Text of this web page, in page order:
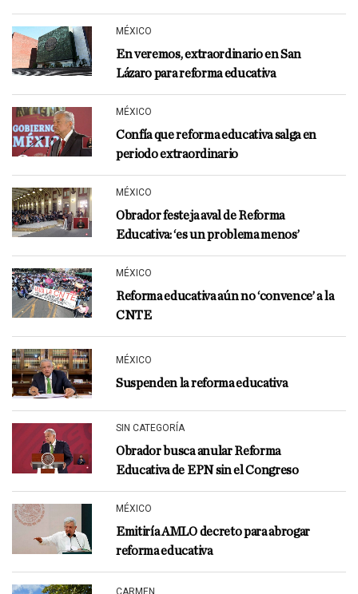
MÉXICO
En veremos, extraordinario en San
Lázaro para reforma educativa
MÉXICO
Confía que reforma educativa salga en
periodo extraordinario
MÉXICO
Obrador festeja aval de Reforma
Educativa: ‘es un problema menos’
MÉXICO
Reforma educativa aún no ‘convence’ a la
CNTE
MÉXICO
Suspenden la reforma educativa
SIN CATEGORÍA
Obrador busca anular Reforma
Educativa de EPN sin el Congreso
MÉXICO
Emitiría AMLO decreto para abrogar
reforma educativa
CARMEN